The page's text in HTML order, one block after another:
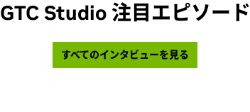
GTC Studio 注目エピソード
すべてのインタビューを見る